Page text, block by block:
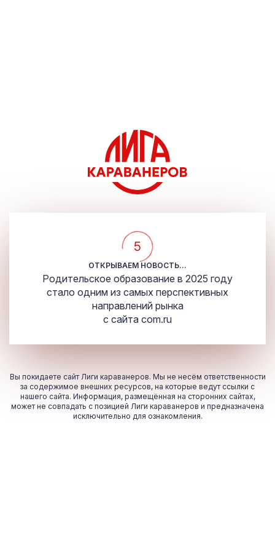
5
ОТКРЫВАЕМ НОВОСТЬ...
Родительское образование в 2025 году
стало одним из самых перспективных
направлений рынка
с сайта com.ru
Вы покидаете сайт Лиги караванеров. Мы не несём ответственности
за содержимое внешних ресурсов, на которые ведут ссылки с
нашего сайта. Информация, размещённая на сторонних сайтах,
может не совпадать с позицией Лиги караванеров и предназначена
исключительно для ознакомления.